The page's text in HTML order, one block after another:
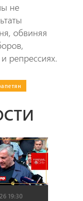
не
обвиняя
репрессиях.
19:30